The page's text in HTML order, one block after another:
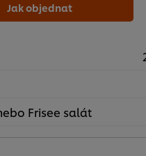
Jak objednat
Frisee salát